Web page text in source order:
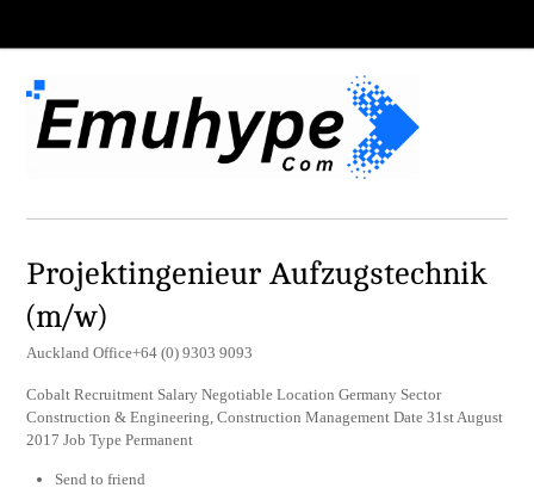
Projektingenieur Aufzugstechnik
(m/w)
Auckland Office+64 (0) 9303 9093
Cobalt Recruitment Salary Negotiable Location Germany Sector
Construction & Engineering, Construction Management Date 31st August
2017 Job Type Permanent
Send to friend